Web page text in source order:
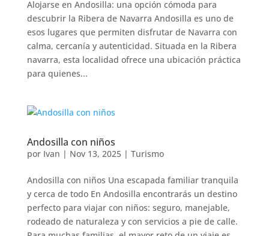
Alojarse en Andosilla: una opción cómoda para
descubrir la Ribera de Navarra Andosilla es uno de
esos lugares que permiten disfrutar de Navarra con
calma, cercanía y autenticidad. Situada en la Ribera
navarra, esta localidad ofrece una ubicación práctica
para quienes...
Andosilla con niños
por Ivan | Nov 13, 2025| Turismo
Andosilla con niños Una escapada familiar tranquila
y cerca de todo En Andosilla encontrarás un destino
perfecto para viajar con niños: seguro, manejable,
rodeado de naturaleza y con servicios a pie de calle.